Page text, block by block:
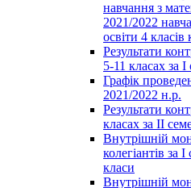
навчання з
2021/2022
освіти 4 класів
Результати
5-11 класах за
Графік
2021/2022 н.р.
Результати
класах за ІІ
Внутрішній
колегіантів за
класи
Внутрішній